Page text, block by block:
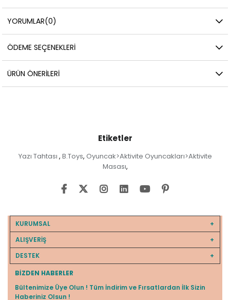
YORUMLAR(0)
ÖDEME SEÇENEKLERI
ÜRÜN ÖNERILERI
Etiketler
Yazı Tahtası , B.Toys, Oyuncak>Aktivite Oyuncakları>Aktivite
Masası,
KURUMSAL
ALIŞVERİŞ
DESTEK
BIZDEN HABERLER
Bültenimize Üye Olun ! Tüm İndirim ve Fırsatlardan İlk Sizin
Haberiniz Olsun !